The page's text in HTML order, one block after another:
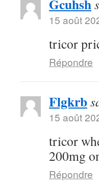
Gcuhsh
15 août
tricor
Répondre
Flgkrb
15 août
tricor
200mg
Répondre